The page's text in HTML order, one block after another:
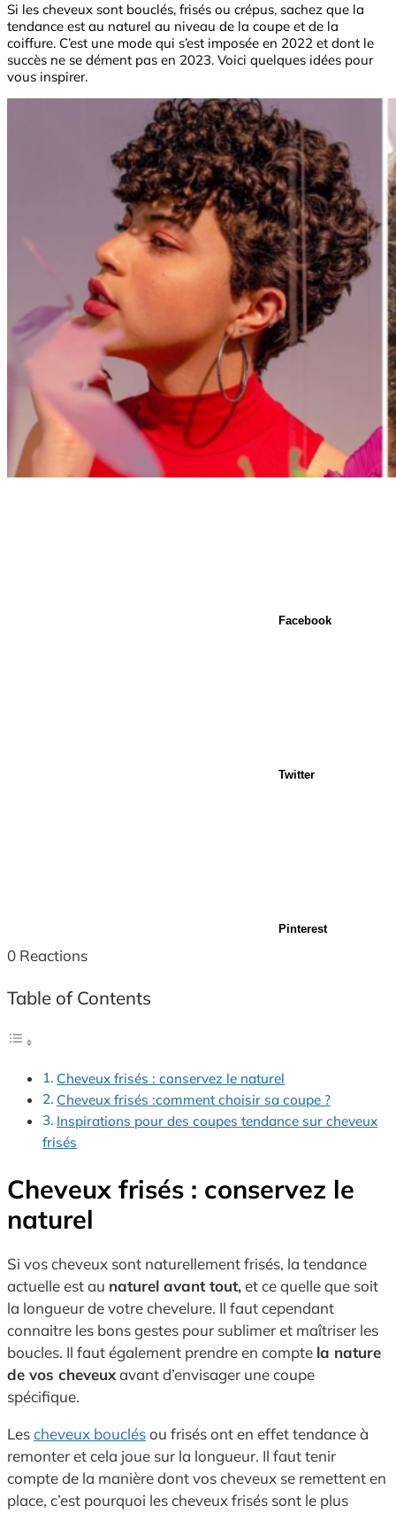
Si les cheveux sont bouclés, frisés ou crépus, sachez que la
tendance est au naturel au niveau de la coupe et de la
coiffure. C’est une mode qui s’est imposée en 2022 et dont le
succès ne se dément pas en 2023. Voici quelques idées pour
vous inspirer.
Facebook
Twitter
Pinterest
0 Reactions
Table of Contents
Cheveux frisés : conservez le naturel
Cheveux frisés :comment choisir sa coupe ?
Inspirations pour des coupes tendance sur cheveux
frisés
Cheveux frisés : conservez le
naturel
Si vos cheveux sont naturellement frisés, la tendance
actuelle est au naturel avant tout,et ce quelle que soit
la longueur de votre chevelure. Il faut cependant
connaitre les bons gestes pour sublimer et maîtriser les
boucles. Il faut également prendre en compte la nature
de vos cheveuxavant d’envisager une coupe
spécifique.
Lescheveux bouclésou frisés ont en effet tendance à
remonter et cela joue sur la longueur. Il faut tenir
compte de la manière dont vos cheveux se remettent en
place, c’est pourquoi les cheveux frisés sont le plus